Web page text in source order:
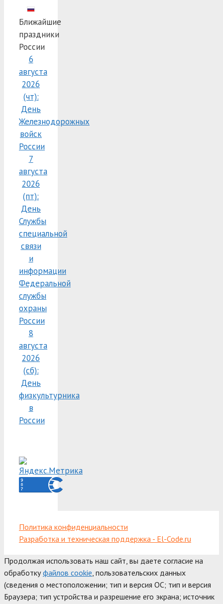
Ближайшие
праздники
России
6
августа
2026
(чт):
День
Железнодорожных
войск
России
7
августа
2026
(пт):
День
Службы
специальной
связи
и
информации
Федеральной
службы
охраны
России
8
августа
2026
(сб):
День
физкультурника
в
России
Политика конфиденциальности
Разработка и техническая поддержка - El-Code.ru
Продолжая использовать наш сайт, вы даете согласие на
обработкуфайлов cookie , пользовательских данных
(сведения о местоположении; тип и версия ОС; тип и версия
Браузера; тип устройства и разрешение его экрана; источник